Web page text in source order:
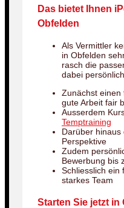
Das bietet Ihnen
Obfelden
Als Vermittler
in Obfelden
rasch die
dabei
Zunächst einen
gute Arbeit fair
Ausserdem
Temptraining
Darüber hinaus
Perspektive
Zudem
Bewerbung bis
Schliesslich ein
starkes Team
Starten Sie jetzt in